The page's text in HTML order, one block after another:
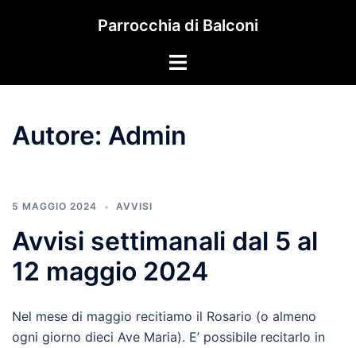
Parrocchia di Balconi
Mostra/Nascondi
Autore: Admin
5 MAGGIO 2024 AVVISI
Avvisi settimanali dal 5 al
12 maggio 2024
Nel mese di maggio recitiamo il Rosario (o almeno
ogni giorno dieci Ave Maria). E’ possibile recitarlo in